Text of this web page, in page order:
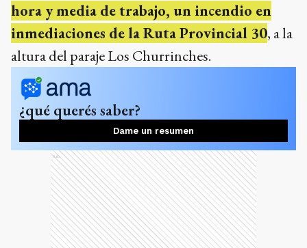
hora y media de trabajo, un incendio en
inmediaciones de la Ruta Provincial 30, a la
altura del paraje Los Churrinches.
¿qué querés saber?
Dame un resumen
Ads